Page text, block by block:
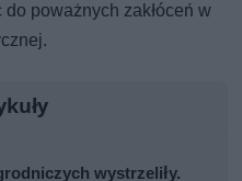
poważnych zakłóceń w
wystrzeliły.